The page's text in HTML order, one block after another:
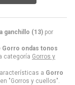
ganchillo (13) por
Gorro ondas tonos
categoría Gorros y
a Gorro
en "Gorros y cuellos".